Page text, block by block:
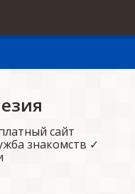
сайт
знакомств ✓